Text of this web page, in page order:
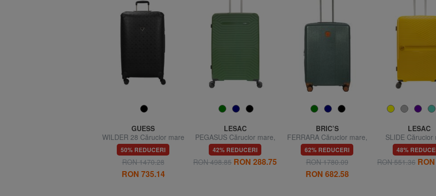
GUESS
WILDER 28 Cărucior mare
50% REDUCERI
RON 1470.28
RON 735.14
LESAC
PEGASUS Cărucior mare,
ultra-rezistent
42% REDUCERI
RON 498.85 RON 288.75
BRIC’S
FERRARA Cărucior mare,
extensibil
62% REDUCERI
RON 1780.09
RON 682.58
LESAC
SLIDE Cărucior
extensibil
48%
RON 551.36